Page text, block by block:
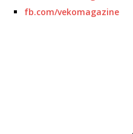
fb.com/vekomagazine